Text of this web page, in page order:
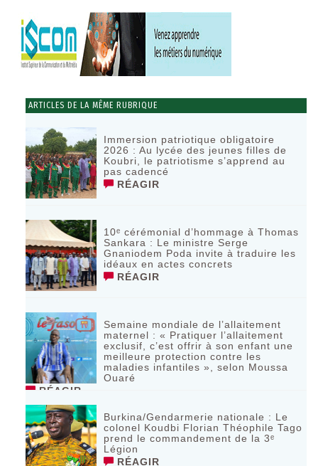
ARTICLES DE LA MÊME RUBRIQUE
Immersion patriotique obligatoire
2026 : Au lycée des jeunes filles de
Koubri, le patriotisme s’apprend au
pas cadencé
RÉAGIR
10ᵉ cérémonial d’hommage à Thomas
Sankara : Le ministre Serge
Gnaniodem Poda invite à traduire les
idéaux en actes concrets
RÉAGIR
Semaine mondiale de l’allaitement
maternel : « Pratiquer l’allaitement
exclusif, c’est offrir à son enfant une
meilleure protection contre les
maladies infantiles », selon Moussa
Ouaré
RÉAGIR
Burkina/Gendarmerie nationale : Le
colonel Koudbi Florian Théophile Tago
prend le commandement de la 3ᵉ
Légion
RÉAGIR